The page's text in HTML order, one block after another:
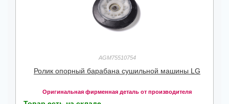
AGM75510754
Ролик опорный барабана сушильной машины LG
Оригинальная фирменная деталь от производителя